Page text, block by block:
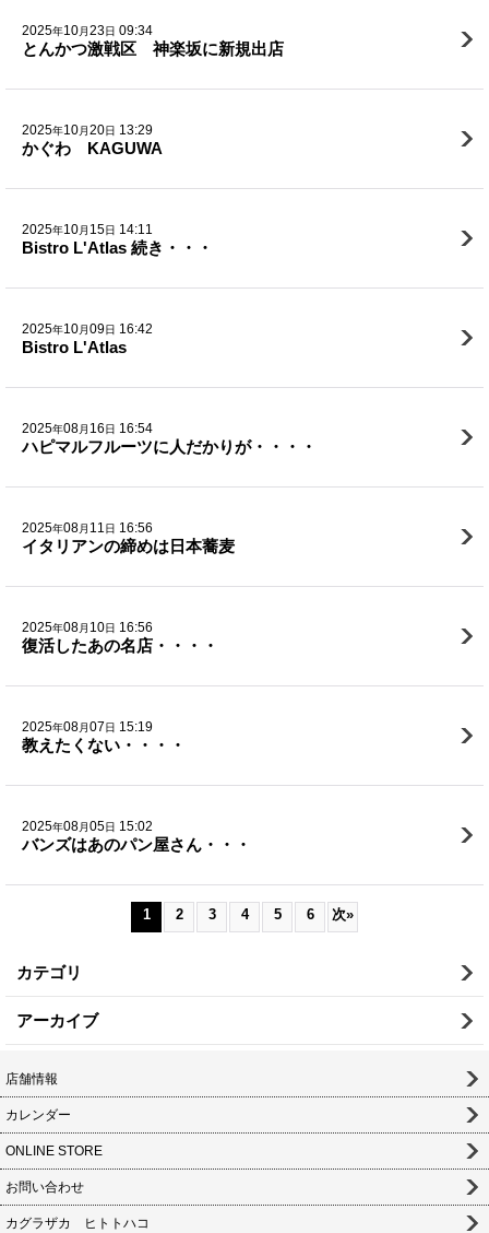
2025年10月23日 09:34
とんかつ激戦区 神楽坂に新規出店
2025年10月20日 13:29
かぐわ KAGUWA
2025年10月 15日 14:11
Bistro L'Atlas 続き・・・
2025年10月09日 16:42
Bistro L'Atlas
2025年08月 16日 16:54
ハピマルフルーツに人だかりが・・・・
2025年08月 11 日 16:56
イタリアンの締めは日本蕎麦
2025年08月 10日 16:56
復活したあの名店・・・・
2025年08月07日 15:19
教えたくない・・・・
2025年08月05日 15:02
バンズはあのパン屋さん・・・
1 2 3 4 5 6 次»
カテゴリ
アーカイブ
店舗情報
カレンダー
ONLINE STORE
お問い合わせ
カグラザカ ヒトトハコ